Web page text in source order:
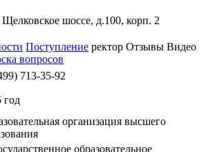
Щелковское шоссе, д.100, корп. 2
Поступление ректор Отзывы Видео
вопросов
713-35-92
год
организация высшего
образовательное